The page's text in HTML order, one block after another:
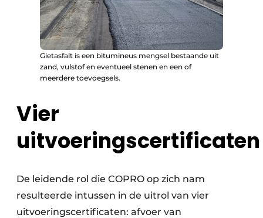
Gietasfalt is een bitumineus mengsel bestaande uit
zand, vulstof en eventueel stenen en een of
meerdere toevoegsels.
Vier
uitvoeringscertificaten
De leidende rol die COPRO op zich nam
resulteerde intussen in de uitrol van vier
uitvoeringscertificaten: afvoer van